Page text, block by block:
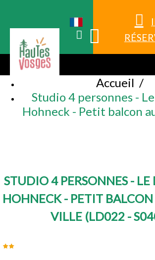
Accueil /
Studio 4 personnes -
Hohneck - Petit balcon
STUDIO 4 PERSONNES -
HOHNECK - PETIT
VILLE (LD022 -